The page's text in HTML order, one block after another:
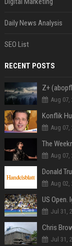
Daily News Analysis
SEO List
RECENT POSTS
Aug 07,
Konflik
Aug 07,
Aug 07,
Aug 02,
Jul 31,
Jul 31,